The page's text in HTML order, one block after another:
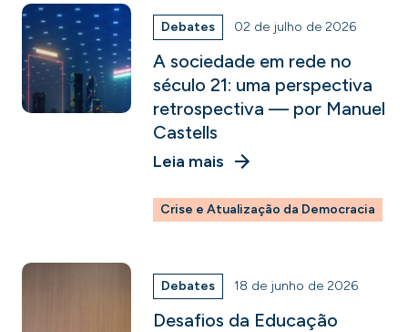
Debates 02 de julho de 2026
A sociedade em rede no
século 21: uma perspectiva
retrospectiva — por Manuel
Castells
Leia mais
Crise e Atualização da Democracia
Debates 18 de junho de 2026
Desafios da Educação